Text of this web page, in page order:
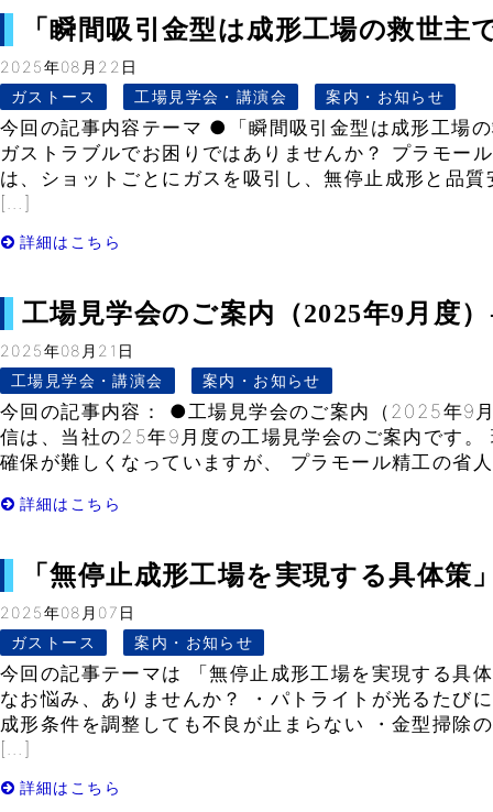
「瞬間吸引金型は成形工場の救世主
2025年08月22日
ガストース
工場見学会・講演会 案内・お知らせ
今回の記事内容テーマ ●「瞬間吸引金型は成形工場
ガストラブルでお困りではありませんか？ プラモー
は、ショットごとにガスを吸引し、無停止成形と品
[…]
詳細はこちら
工場見学会のご案内（2025年9月度
2025年08月21日
工場見学会・講演会
案内・お知らせ
今回の記事内容： ●工場見学会のご案内（2025年9
信は、当社の25年9月度の工場見学会のご案内です。
確保が難しくなっていますが、 プラモール精工の省
詳細はこちら
「無停止成形工場を実現する具体策
2025年08月07日
ガストース
案内・お知らせ
今回の記事テーマは 「無停止成形工場を実現する具
なお悩み、ありませんか？ ・パトライトが光るたび
成形条件を調整しても不良が止まらない ・金型掃除
[…]
詳細はこちら